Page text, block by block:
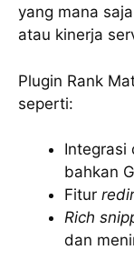
yang mana
atau kinerja
Plugin Rank
seperti:
Integrasi
bahkan
Fitur
Rich
dan